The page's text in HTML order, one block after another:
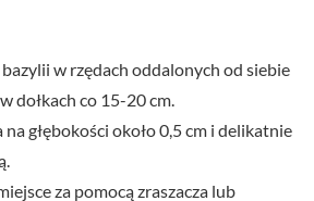
w rzędach oddalonych od siebie
dołkach co 15-20 cm.
głębokości około 0,5 cm i delikatnie
za pomocą zraszacza lub